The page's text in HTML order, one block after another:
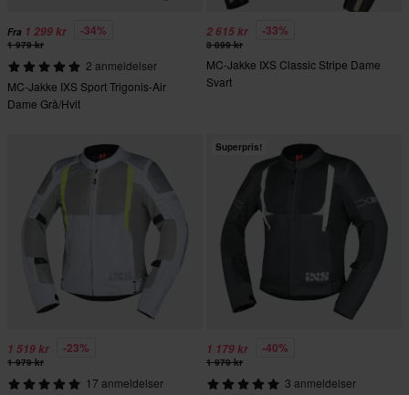
Fra 1 299 kr -34%
1 979 kr
2 anmeldelser
MC-Jakke IXS Sport Trigonis-Air
Dame Grå/Hvit
2 615 kr -33%
3 899 kr
MC-Jakke IXS Classic Stripe Dame
Svart
1 519 kr -23%
1 979 kr
17 anmeldelser
Superpris!
1 179 kr -40%
1 979 kr
3 anmeldelser